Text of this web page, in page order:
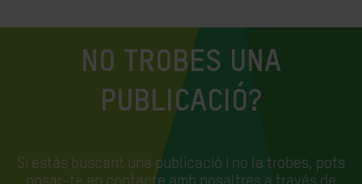
NO TROBES UNA
PUBLICACIÓ?
Si estàs buscant una publicació i no la trobes, pots